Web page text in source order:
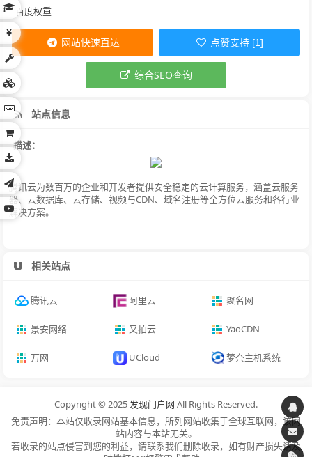
百度权重
网站快速直达 点赞支持 [1]
综合SEO查询
站点信息
描述：
腾讯云为数百万的企业和开发者提供安全稳定的云计算服务，涵盖云服务
器、云数据库、云存储、视频与CDN、域名注册等全方位云服务和各行业
解决方案。
相关站点
腾讯云 阿里云 聚名网
景安网络 又拍云 YaoCDN
万网 UCloud 梦奈主机系统
Copyright © 2025 发现门户网 All Rights Reserved.
免责声明：本站仅收录网站基本信息，所列网站收集于全球互联网，该网
站内容与本站无关。
若收录的站点侵害到您的利益，请联系我们删除收录，如有财产损失请及